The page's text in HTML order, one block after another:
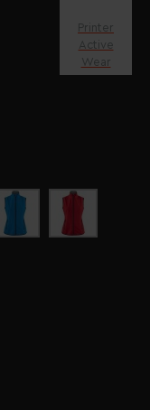
Printer
Active
Wear